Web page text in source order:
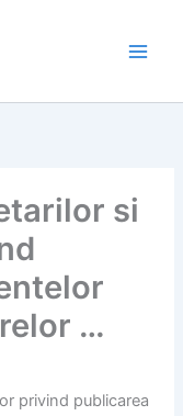
si
…
privind publicarea